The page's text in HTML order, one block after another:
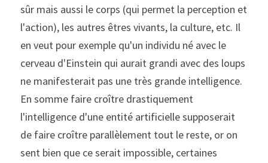
sûr mais aussi le corps (qui permet la perception et
l'action), les autres êtres vivants, la culture, etc. Il
en veut pour exemple qu'un individu né avec le
cerveau d'Einstein qui aurait grandi avec des loups
ne manifesterait pas une très grande intelligence.
En somme faire croître drastiquement
l'intelligence d'une entité artificielle supposerait
de faire croître parallèlement tout le reste, or on
sent bien que ce serait impossible, certaines